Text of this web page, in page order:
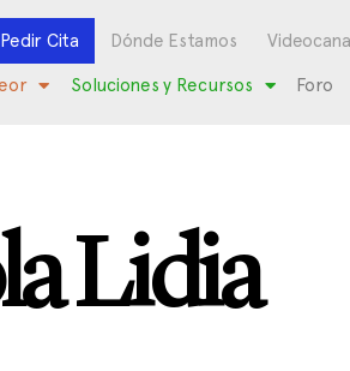
Pedir Cita Dónde Estamos
Soluciones y Recursos Foro
Lidia